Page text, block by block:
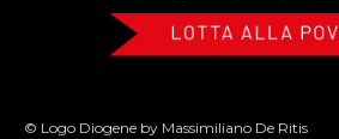
© Logo Diogene by Massimiliano De Ritis